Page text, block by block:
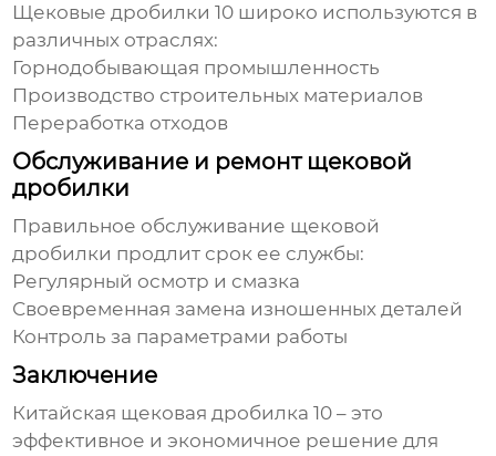
Щековые дробилки 10 широко используются в
различных отраслях:
Горнодобывающая промышленность
Производство строительных материалов
Переработка отходов
Обслуживание и ремонт щековой
дробилки
Правильное обслуживание щековой
дробилки продлит срок ее службы:
Регулярный осмотр и смазка
Своевременная замена изношенных деталей
Контроль за параметрами работы
Заключение
Китайская щековая дробилка 10 – это
эффективное и экономичное решение для